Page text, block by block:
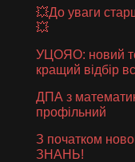
💥До уваги
💥
УЦОЯО: новий
кращий відбір
ДПА з
профільний
З початком
ЗНАНЬ!